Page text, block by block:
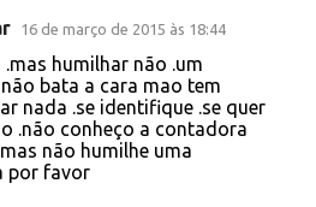
16 de março de 2015 às 18:44
.mas humilhar não .um
bata a cara mao tem
nada .se identifique .se quer
.não conheço a contadora
não humilhe uma
por favor